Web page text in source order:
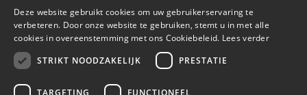
Schrijf je in en blijf op de hoogte
Lees meer
Deze website gebruikt cookies om uw gebruikerservaring te
verbeteren. Door onze website te gebruiken, stemt u in met alle
cookies in overeenstemming met ons Cookiebeleid. Lees verder
STRIKT NOODZAKELIJK
PRESTATIE
TARGETING FUNCTIONEEL